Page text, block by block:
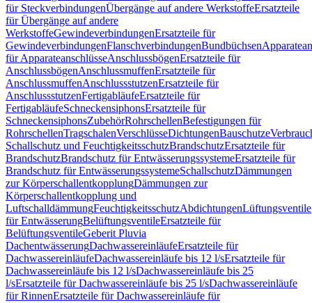
für SteckverbindungenÜbergänge auf andere WerkstoffeErsatzteile
für Übergänge auf andere
WerkstoffeGewindeverbindungenErsatzteile für
GewindeverbindungenFlanschverbindungenBundbüchsen
für ApparateanschlüsseAnschlussbögenErsatzteile für
AnschlussbögenAnschlussmuffenErsatzteile für
AnschlussmuffenAnschlussstutzenErsatzteile für
AnschlussstutzenFertigabläufeErsatzteile für
FertigabläufeSchneckensiphonsErsatzteile für
SchneckensiphonsZubehörRohrschellenBefestigungen für
RohrschellenTragschalenVerschlüsseDichtungenBauschutze
Schallschutz und FeuchtigkeitsschutzBrandschutzErsatzteile für
BrandschutzBrandschutz für EntwässerungssystemeErsatzteile für
Brandschutz für EntwässerungssystemeSchallschutzDämmungen
zur KörperschallentkopplungDämmungen zur
Körperschallentkopplung und
LuftschalldämmungFeuchtigkeitsschutzAbdichtungenLüftungsventile
für EntwässerungBelüftungsventileErsatzteile für
BelüftungsventileGeberit Pluvia
DachentwässerungDachwassereinläufeErsatzteile für
DachwassereinläufeDachwassereinläufe bis 12 l/sErsatzteile für
Dachwassereinläufe bis 12 l/sDachwassereinläufe bis 25
l/sErsatzteile für Dachwassereinläufe bis 25 l/sDachwassereinläufe
für RinnenErsatzteile für Dachwassereinläufe für